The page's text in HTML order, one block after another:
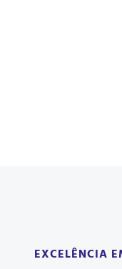
EXCELÊNCIA